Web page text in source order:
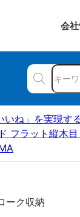
会社
いね」を実現
フラット縦木
ーク収納